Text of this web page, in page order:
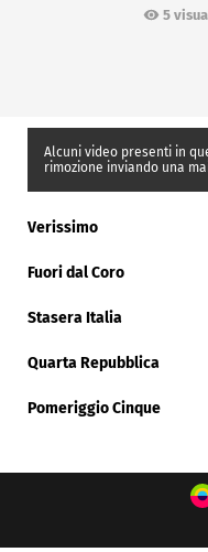
5
Alcuni video presenti in
rimozione inviando una
Verissimo
Fuori dal Coro
Stasera Italia
Quarta Repubblica
Pomeriggio Cinque